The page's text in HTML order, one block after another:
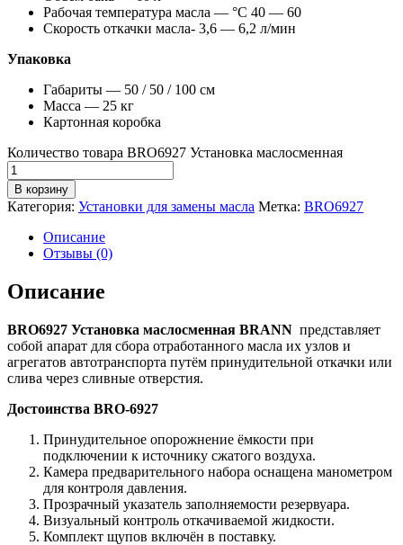
Рабочая температура масла — °С 40 — 60
Скорость откачки масла- 3,6 — 6,2 л/мин
Упаковка
Габариты — 50 / 50 / 100 см
Масса — 25 кг
Картонная коробка
Количество товара BRO6927 Установка маслосменная
В корзину
Категория: Установки для замены масла Метка: BRO6927
Описание
Отзывы (0)
Описание
BRO6927 Установка маслосменная BRANN представляет
собой апарат для сбора отработанного масла их узлов и
агрегатов автотранспорта путём принудительной откачки или
слива через сливные отверстия.
Достоинства BRO-6927
Принудительное опорожнение ёмкости при
подключении к источнику сжатого воздуха.
Камера предварительного набора оснащена манометром
для контроля давления.
Прозрачный указатель заполняемости резервуара.
Визуальный контроль откачиваемой жидкости.
Комплект щупов включён в поставку.